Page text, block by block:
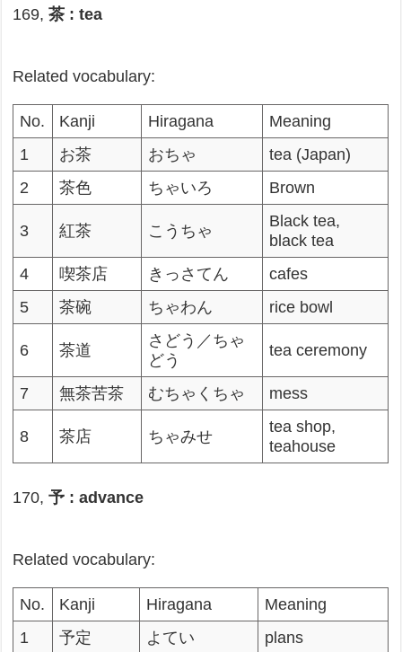
169,茶 : tea
Related vocabulary:
No. Kanji Hiragana
Meaning
1
お茶 おちゃ
tea (Japan)
2
茶色 ちゃいろ Brown
3 紅茶 こうちゃ
Black tea,
black tea
4
喫茶店 きっさてん
cafes
5
茶碗 ちゃわん rice bowl
6 茶道
さどう／ちゃ
どう
tea ceremony
7 無茶苦茶 むちゃくちゃ mess
8 茶店 ちゃみせ
tea shop,
teahouse
170,予 : advance
Related vocabulary:
No. Kanji Hiragana
Meaning
1
予定 よてい
plans